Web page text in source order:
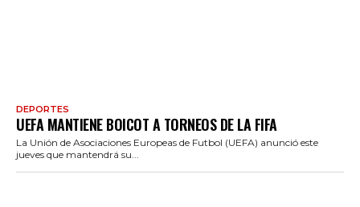
DEPORTES
UEFA MANTIENE BOICOT A TORNEOS DE LA FIFA
La Unión de Asociaciones Europeas de Futbol (UEFA) anunció este
jueves que mantendrá su...